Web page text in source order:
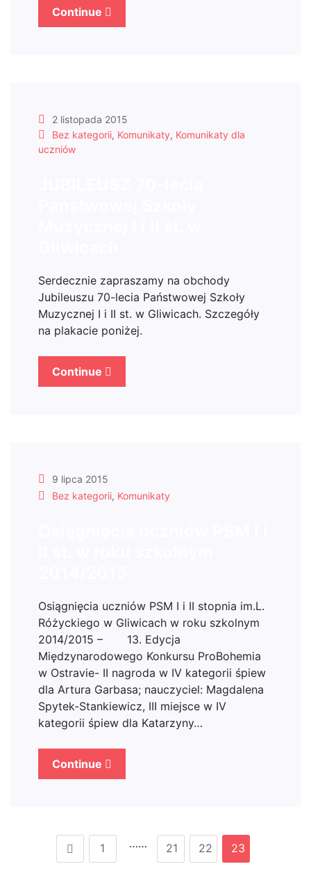
Continue
2 listopada 2015
Bez kategorii, Komunikaty, Komunikaty dla
uczniów
Serdecznie zapraszamy na obchody
Jubileuszu 70-lecia Państwowej Szkoły
Muzycznej I i II st. w Gliwicach. Szczegóły
na plakacie poniżej.
Continue
9 lipca 2015
Bez kategorii, Komunikaty
Osiągnięcia uczniów PSM I i II stopnia im.L.
Różyckiego w Gliwicach w roku szkolnym
2014/2015 – 13. Edycja
Międzynarodowego Konkursu ProBohemia
w Ostravie- II nagroda w IV kategorii śpiew
dla Artura Garbasa; nauczyciel: Magdalena
Spytek-Stankiewicz, III miejsce w IV
kategorii śpiew dla Katarzyny…
Continue
1 …… 21 22 23